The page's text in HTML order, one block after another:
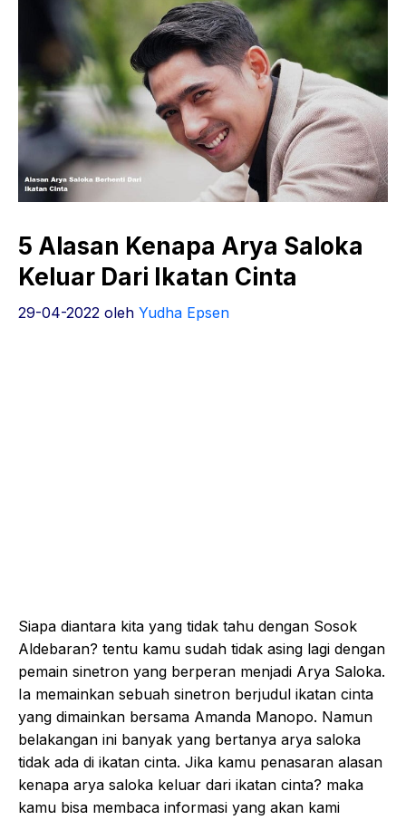
5 Alasan Kenapa Arya Saloka
Keluar Dari Ikatan Cinta
29-04-2022 oleh Yudha Epsen
Siapa diantara kita yang tidak tahu dengan Sosok
Aldebaran? tentu kamu sudah tidak asing lagi dengan
pemain sinetron yang berperan menjadi Arya Saloka.
Ia memainkan sebuah sinetron berjudul ikatan cinta
yang dimainkan bersama Amanda Manopo. Namun
belakangan ini banyak yang bertanya arya saloka
tidak ada di ikatan cinta. Jika kamu penasaran alasan
kenapa arya saloka keluar dari ikatan cinta? maka
kamu bisa membaca informasi yang akan kami